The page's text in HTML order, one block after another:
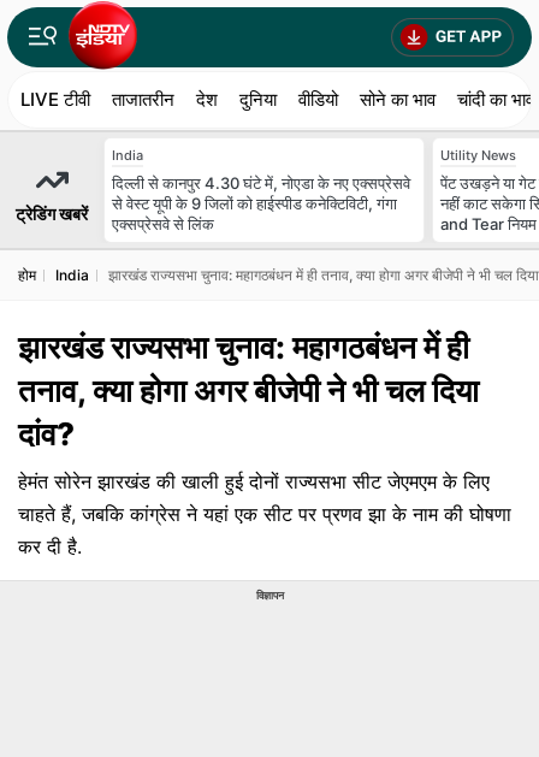
LIVE टीवी ताजातरीन देश दुनिया वीडियो सोने का भाव चांदी का भाव
ट्रेडिंग खबरें
India
दिल्ली से कानपुर 4.30 घंटे में, नोएडा के नए एक्सप्रेसवे
से वेस्ट यूपी के 9 जिलों को हाईस्पीड कनेक्टिविटी, गंगा
एक्सप्रेसवे से लिंक
Utility News
पेंट उखड़ने या गेट
नहीं काट सकेगा
and Tear नियम
होम India झारखंड राज्यसभा चुनाव: महागठबंधन में ही तनाव, क्या होगा अगर बीजेपी ने भी चल
झारखंड राज्यसभा चुनाव: महागठबंधन में ही
तनाव, क्या होगा अगर बीजेपी ने भी चल दिया
दांव?
हेमंत सोरेन झारखंड की खाली हुई दोनों राज्यसभा सीट जेएमएम के लिए
चाहते हैं, जबकि कांग्रेस ने यहां एक सीट पर प्रणव झा के नाम की घोषणा
कर दी है.
विज्ञापन